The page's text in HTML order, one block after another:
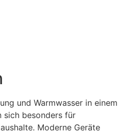
und Warmwasser in einem
sich besonders für
Moderne Geräte